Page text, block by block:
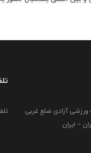
ورزشی آزادی ضلع غربی
– ایران
تلفن :